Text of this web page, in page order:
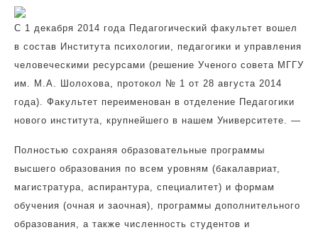
С 1 декабря 2014 года Педагогический факультет вошел
в состав Института психологии, педагогики и управления
человеческими ресурсами (решение Ученого совета МГГУ
им. М.А. Шолохова, протокол № 1 от 28 августа 2014
года). Факультет переименован в отделение Педагогики
нового института, крупнейшего в нашем Университете. —
Полностью сохраняя образовательные программы
высшего образования по всем уровням (бакалавриат,
магистратура, аспирантура, специалитет) и формам
обучения (очная и заочная), программы дополнительного
образования, а также численность студентов и